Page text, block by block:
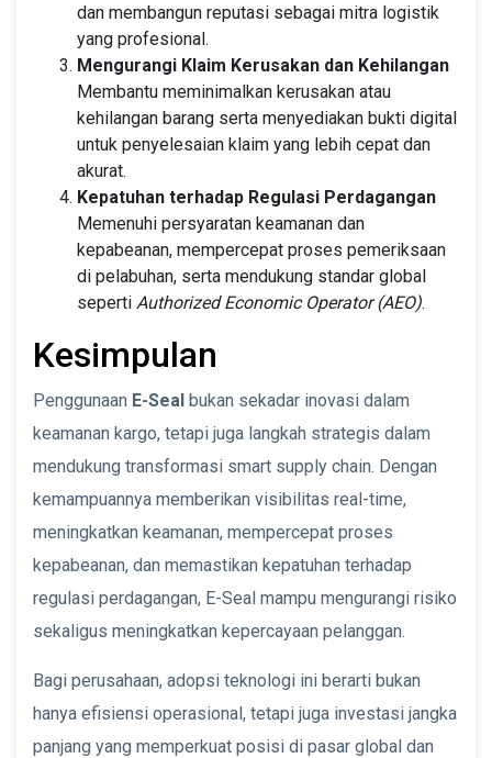
dan membangun reputasi sebagai mitra logistik
yang profesional.
Mengurangi Klaim Kerusakan dan Kehilangan
Membantu meminimalkan kerusakan atau
kehilangan barang serta menyediakan bukti digital
untuk penyelesaian klaim yang lebih cepat dan
akurat.
Kepatuhan terhadap Regulasi Perdagangan
Memenuhi persyaratan keamanan dan
kepabeanan, mempercepat proses pemeriksaan
di pelabuhan, serta mendukung standar global
seperti Authorized Economic Operator (AEO).
Kesimpulan
Penggunaan E-Seal bukan sekadar inovasi dalam
keamanan kargo, tetapi juga langkah strategis dalam
mendukung transformasi smart supply chain. Dengan
kemampuannya memberikan visibilitas real-time,
meningkatkan keamanan, mempercepat proses
kepabeanan, dan memastikan kepatuhan terhadap
regulasi perdagangan, E-Seal mampu mengurangi risiko
sekaligus meningkatkan kepercayaan pelanggan.
Bagi perusahaan, adopsi teknologi ini berarti bukan
hanya efisiensi operasional, tetapi juga investasi jangka
panjang yang memperkuat posisi di pasar global dan